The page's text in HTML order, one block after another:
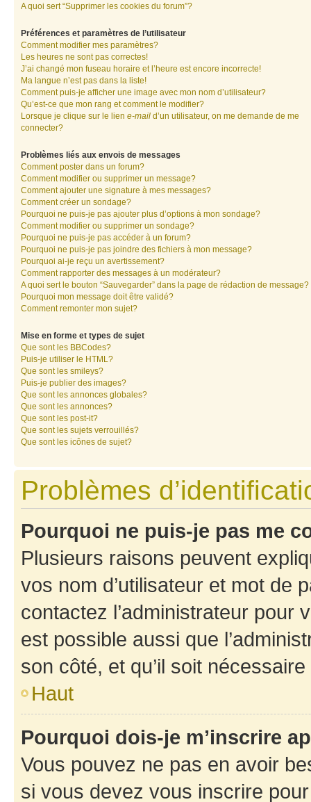
A quoi sert “Supprimer les cookies du forum”?
Préférences et paramètres de l’utilisateur
Comment modifier mes paramètres?
Les heures ne sont pas correctes!
J’ai changé mon fuseau horaire et l’heure est encore incorrecte!
Ma langue n’est pas dans la liste!
Comment puis-je afficher une image avec mon nom d’utilisateur?
Qu’est-ce que mon rang et comment le modifier?
Lorsque je clique sur le lien e-mail d’un utilisateur, on me demande de me
connecter?
Problèmes liés aux envois de messages
Comment poster dans un forum?
Comment modifier ou supprimer un message?
Comment ajouter une signature à mes messages?
Comment créer un sondage?
Pourquoi ne puis-je pas ajouter plus d’options à mon sondage?
Comment modifier ou supprimer un sondage?
Pourquoi ne puis-je pas accéder à un forum?
Pourquoi ne puis-je pas joindre des fichiers à mon message?
Pourquoi ai-je reçu un avertissement?
Comment rapporter des messages à un modérateur?
A quoi sert le bouton “Sauvegarder” dans la page de rédaction de message?
Pourquoi mon message doit être validé?
Comment remonter mon sujet?
Mise en forme et types de sujet
Que sont les BBCodes?
Puis-je utiliser le HTML?
Que sont les smileys?
Puis-je publier des images?
Que sont les annonces globales?
Que sont les annonces?
Que sont les post-it?
Que sont les sujets verrouillés?
Que sont les icônes de sujet?
Problèmes
Pourquoi ne puis-je pas me
Plusieurs raisons peuvent
vos nom d’utilisateur et mot de
contactez l’administrateur pour
est possible aussi que
son côté, et qu’il soit
Haut
Pourquoi dois-je m’inscrire
Vous pouvez ne pas en avoir
si vous devez vous inscrire